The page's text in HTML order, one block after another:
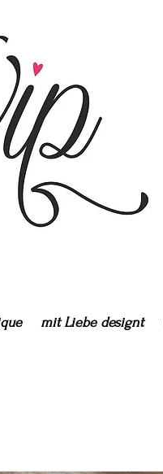
mit Liebe designt